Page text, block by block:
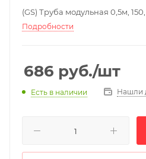
(GS) Труба модульная 0,5м,
Подробности
686 руб./шт
Есть в наличии Нашли